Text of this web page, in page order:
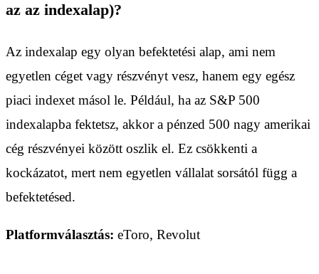
az az indexalap)?
Az indexalap egy olyan befektetési alap, ami nem
egyetlen céget vagy részvényt vesz, hanem egy egész
piaci indexet másol le. Például, ha az S&P 500
indexalapba fektetsz, akkor a pénzed 500 nagy amerikai
cég részvényei között oszlik el. Ez csökkenti a
kockázatot, mert nem egyetlen vállalat sorsától függ a
befektetésed.
Platformválasztás: eToro, Revolut